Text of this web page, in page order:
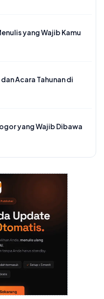
yang Wajib Kamu
Acara Tahunan di
yang Wajib Dibawa